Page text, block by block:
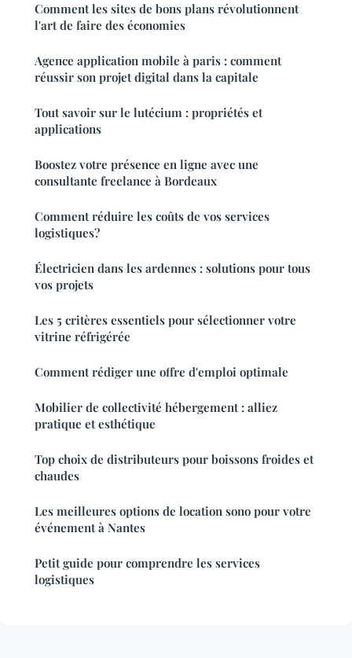
Comment les sites de bons plans révolutionnent
l'art de faire des économies
Agence application mobile à paris : comment
réussir son projet digital dans la capitale
Tout savoir sur le lutécium : propriétés et
applications
Boostez votre présence en ligne avec une
consultante freelance à Bordeaux
Comment réduire les coûts de vos services
logistiques?
Électricien dans les ardennes : solutions pour tous
vos projets
Les 5 critères essentiels pour sélectionner votre
vitrine réfrigérée
Comment rédiger une offre d'emploi optimale
Mobilier de collectivité hébergement : alliez
pratique et esthétique
Top choix de distributeurs pour boissons froides et
chaudes
Les meilleures options de location sono pour votre
événement à Nantes
Petit guide pour comprendre les services
logistiques